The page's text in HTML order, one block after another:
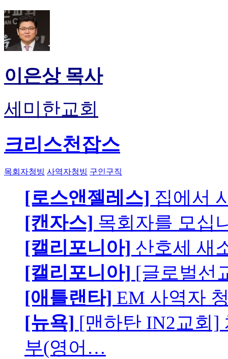
이은상 목사
세미한교회
크리스천잡스
목회자청빙 사역자청빙 구인구직
[로스앤젤레스] 집에서
[캔자스] 목회자를 모십
[캘리포니아] 산호세 새
[캘리포니아] [글로벌선
[애틀랜타] EM 사역자
[뉴욕] [맨하탄 IN2교회]
부(영어…